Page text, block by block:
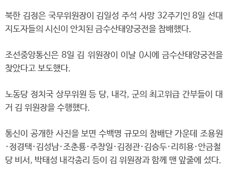
북한 김정은 국무위원장이 김일성 주석 사망 32주기인 8일 선대
지도자들의 시신이 안치된 금수산태양궁전을 참배했다.
조선중앙통신은 8일 김 위원장이 이날 0시에 금수산태양궁전을
찾았다고 보도했다.
노동당 정치국 상무위원 등 당, 내각, 군의 최고위급 간부들이 대
거 김 위원장을 수행했다.
통신이 공개한 사진을 보면 수백명 규모의 참배단 가운데 조용원
·정경택·김성남·조춘룡·주창일·김정관·김승두·리히용·안금철
당 비서, 박태성 내각총리 등이 김 위원장과 함께 맨 앞줄에 섰다.